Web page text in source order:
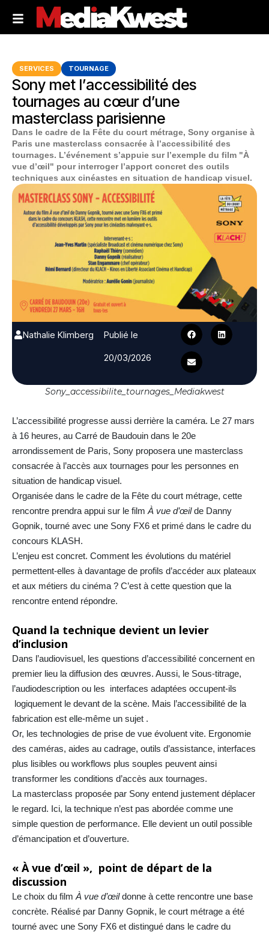
SERVICES TOURNAGE
Sony met l’accessibilité des
tournages au cœur d’une
masterclass parisienne
Dans le cadre de la Fête du court métrage, Sony organise à
Paris une masterclass consacrée à l’accessibilité des
tournages. L’événement s’appuie sur l’exemple du film "À
vue d’œil" pour interroger l’apport concret des outils
techniques aux cinéastes en situation de handicap visuel.
Nathalie Klimberg
Publié le
20/03/2026
Sony_accessibilite_tournages_Mediakwest
L’accessibilité progresse aussi derrière la caméra. Le 27 mars
à 16 heures, au Carré de Baudouin dans le 20e
arrondissement de Paris, Sony proposera une masterclass
consacrée à l’accès aux tournages pour les personnes en
situation de handicap visuel.
Organisée dans le cadre de la Fête du court métrage, cette
rencontre prendra appui sur le film À vue d’œilde Danny
Gopnik, tourné avec une Sony FX6 et primé dans le cadre du
concours KLASH.
L’enjeu est concret. Comment les évolutions du matériel
permettent-elles à davantage de profils d’accéder aux plateaux
et aux métiers du cinéma ? C’est à cette question que la
rencontre entend répondre.
Quand la technique devient un levier
d’inclusion
Dans l’audiovisuel, les questions d’accessibilité concernent en
premier lieu la diffusion des œuvres. Aussi, le Sous-titrage,
l’audiodescription ou les interfaces adaptées occupent-ils
logiquement le devant de la scène. Mais l’accessibilité de la
fabrication est elle-même un sujet .
Or, les technologies de prise de vue évoluent vite. Ergonomie
des caméras, aides au cadrage, outils d’assistance, interfaces
plus lisibles ou workflows plus souples peuvent ainsi
transformer les conditions d’accès aux tournages.
La masterclass proposée par Sony entend justement déplacer
le regard. Ici, la technique n’est pas abordée comme une
simple question de performance. Elle devient un outil possible
d’émancipation et d’ouverture.
« À vue d’œil », point de départ de la
discussion
Le choix du film À vue d’œildonne à cette rencontre une base
concrète. Réalisé par Danny Gopnik, le court métrage a été
tourné avec une Sony FX6 et distingué dans le cadre du